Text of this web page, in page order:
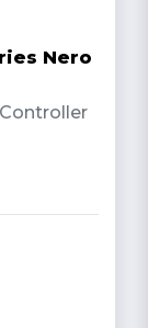
Nero